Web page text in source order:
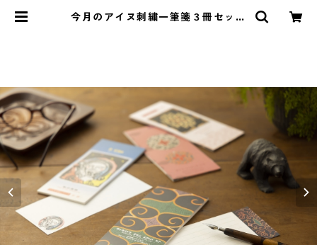
今月のアイヌ刺繍一筆箋３冊セット